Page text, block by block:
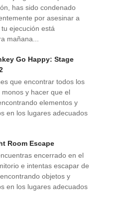
has sido condenado
por asesinar a
ejecución está
mañana...
Go Happy: Stage
que encontrar todos los
monos y hacer que el
elementos y
en los lugares adecuados
Room Escape
encerrado en el
e intentas escapar de
objetos y
en los lugares adecuados